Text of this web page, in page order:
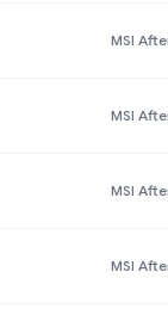
MSI
MSI
MSI
MSI